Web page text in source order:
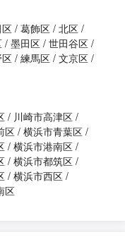
葛飾区 北区
墨田区 世田谷区
練馬区 文京区
川崎市高津区
区 横浜市青葉区
横浜市港南区
横浜市都筑区
横浜市西区
区